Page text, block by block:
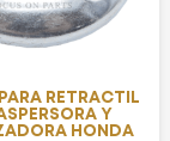
RETRACTIL
Y
HONDA